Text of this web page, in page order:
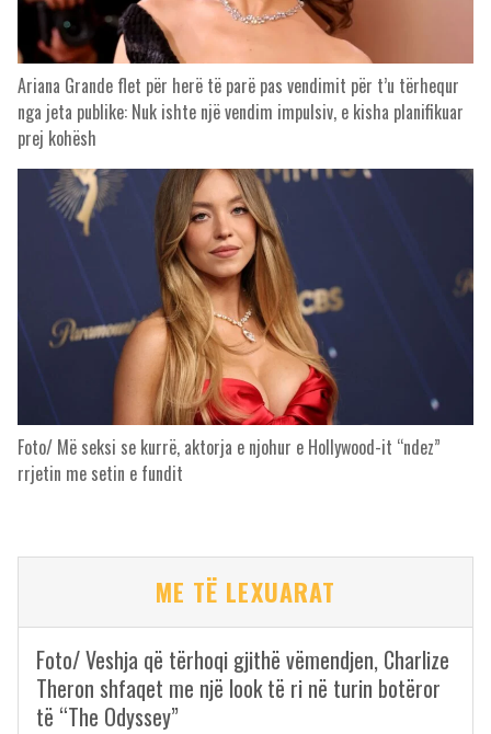
Ariana Grande flet për herë të parë pas vendimit për t’u tërhequr
nga jeta publike: Nuk ishte një vendim impulsiv, e kisha planifikuar
prej kohësh
Foto/ Më seksi se kurrë, aktorja e njohur e Hollywood-it “ndez”
rrjetin me setin e fundit
ME TË LEXUARAT
Foto/ Veshja që tërhoqi gjithë vëmendjen, Charlize
Theron shfaqet me një look të ri në turin botëror
të “The Odyssey”